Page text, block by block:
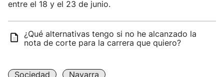
entre el 18 y el 23 de junio.
¿Qué alternativas tengo si no he alcanzado la
nota de corte para la carrera que quiero?
Sociedad Navarra